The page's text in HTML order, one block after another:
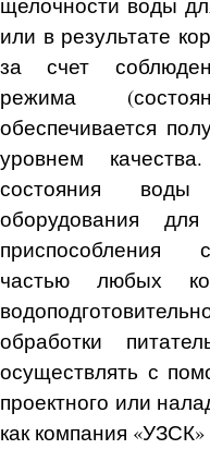
или в результате
за счет
режима
обеспечивается
уровнем
состояния
оборудования
приспособления
частью любых
обработки
осуществлять с
проектного или
как компания «УЗСК»